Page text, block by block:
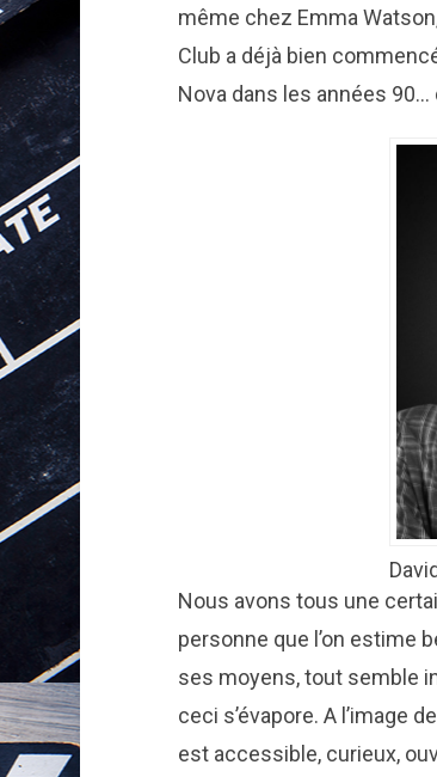
même chez Emma
Club a déjà bien
Nova dans les années 90…
Nous avons tous une
personne que l’on estime
ses moyens, tout semble
ceci s’évapore. A l’image
est accessible, curieux,